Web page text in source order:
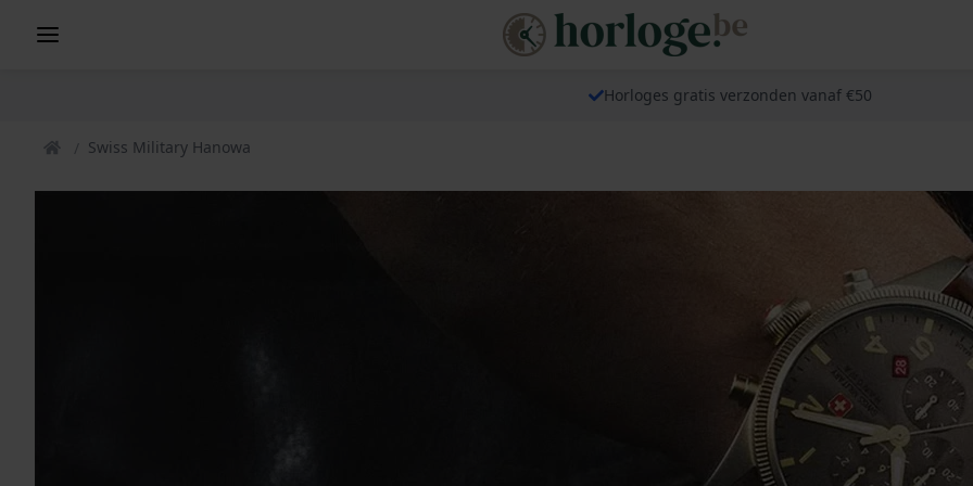
Horloges gratis verzonden vanaf €50
Swiss Military Hanowa